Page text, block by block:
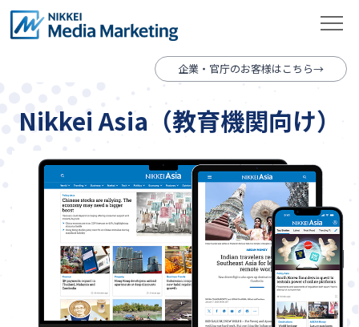
企業・官庁のお客様はこちら
Nikkei Asia（教育機関向け）